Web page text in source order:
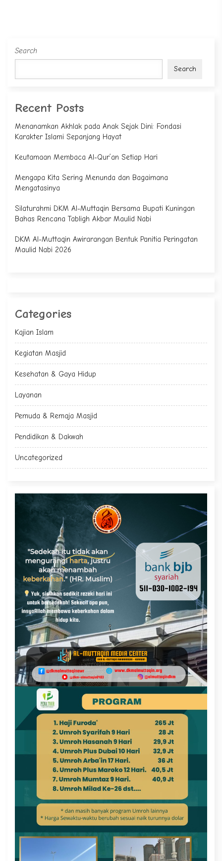
Search
Search
Recent Posts
Menanamkan Akhlak pada Anak Sejak Dini: Fondasi
Karakter Islami Sepanjang Hayat
Keutamaan Membaca Al-Qur’an Setiap Hari
Mengapa Kita Sering Menunda dan Bagaimana
Mengatasinya
Silaturahmi DKM Al-Muttaqin Bersama Bupati Kuningan
Bahas Rencana Tabligh Akbar Maulid Nabi
DKM Al-Muttaqin Awirarangan Bentuk Panitia Peringatan
Maulid Nabi 2026
Categories
Kajian Islam
Kegiatan Masjid
Kesehatan & Gaya Hidup
Layanan
Pemuda & Remaja Masjid
Pendidikan & Dakwah
Uncategorized